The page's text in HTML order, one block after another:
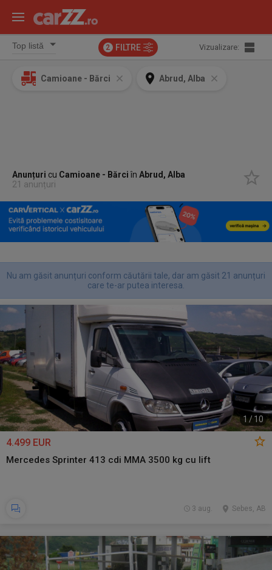
2 FILTRE Vizualizare:
Camioane - Bărci Abrud, Alba
Anunțuri cu Camioane - BărciînAbrud, Alba
21 anunțuri
Nu am găsit anunțuri conform căutării tale, dar am găsit 21 anunțuri
care te-ar putea interesa.
1 / 10
4.499 EUR
Mercedes Sprinter 413 cdi MMA 3500 kg cu lift
Sebes, AB
3 aug.